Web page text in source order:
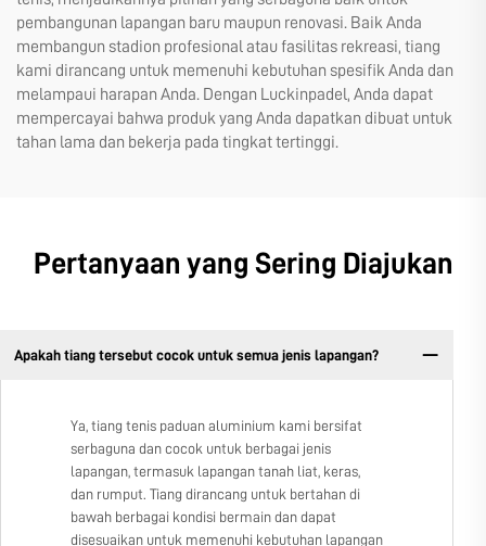
pembangunan lapangan baru maupun renovasi. Baik Anda
membangun stadion profesional atau fasilitas rekreasi, tiang
kami dirancang untuk memenuhi kebutuhan spesifik Anda dan
melampaui harapan Anda. Dengan Luckinpadel, Anda dapat
mempercayai bahwa produk yang Anda dapatkan dibuat untuk
tahan lama dan bekerja pada tingkat tertinggi.
Pertanyaan yang Sering Diajukan
Apakah tiang tersebut cocok untuk semua jenis lapangan?
Ya, tiang tenis paduan aluminium kami bersifat
serbaguna dan cocok untuk berbagai jenis
lapangan, termasuk lapangan tanah liat, keras,
dan rumput. Tiang dirancang untuk bertahan di
bawah berbagai kondisi bermain dan dapat
disesuaikan untuk memenuhi kebutuhan lapangan